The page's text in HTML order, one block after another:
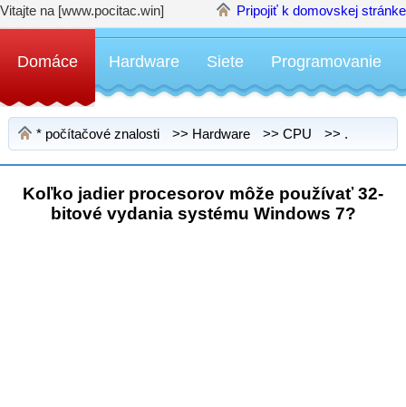
Vitajte na [www.pocitac.win] Pripojiť k domovskej stránke
Domáce Hardware Siete Programovanie
* počítačové znalosti >> Hardware >> CPU >> .
Koľko jadier procesorov môže používať 32-
bitové vydania systému Windows 7?